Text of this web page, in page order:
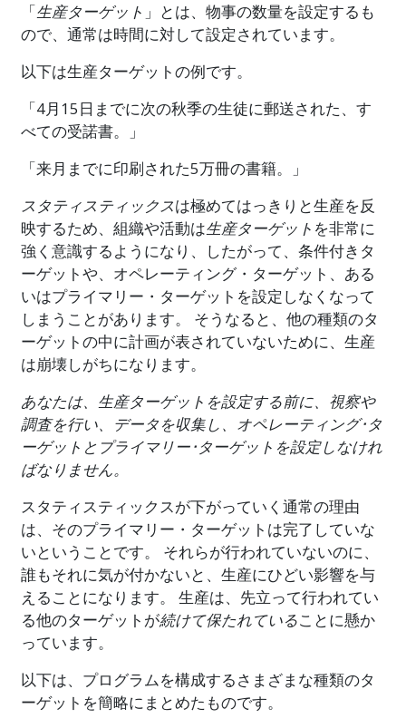
「生産ターゲット 」とは、物事の数量を設定するも
ので、通常は時間に対して設定されています。
以下は生産ターゲットの例です。
「4月15日までに次の秋季の生徒に郵送された、す
べての受諾書。」
「来月までに印刷された5万冊の書籍。」
スタティスティックスは極めてはっきりと生産を反
映するため、組織や活動は生産ターゲット を非常に
強く意識するようになり、したがって、条件付きタ
ーゲットや、オペレーティング・ターゲット、ある
いはプライマリー・ターゲットを設定しなくなって
しまうことがあります。 そうなると、他の種類のタ
ーゲットの中に計画が表されていないために、生産
は崩壊しがちになります。
あなたは、生産ターゲットを設定する前に、視察や
調査を行い、データを収集し、オペレーティング･タ
ーゲットとプライマリー･ターゲットを設定しなけれ
ばなりません。
スタティスティックスが下がっていく通常の理由
は、そのプライマリー・ターゲットは完了していな
いということです。 それらが行われていないのに、
誰もそれに気が付かないと、生産にひどい影響を与
えることになります。 生産は、先立って行われてい
る他のターゲットが続けて保たれていることに懸か
っています。
以下は、プログラムを構成するさまざまな種類のタ
ーゲットを簡略にまとめたものです。